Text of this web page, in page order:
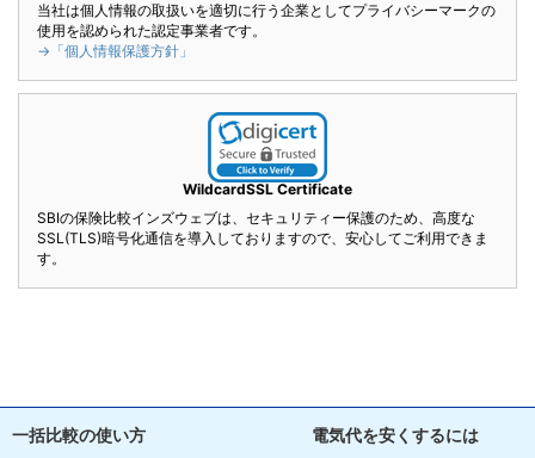
当社は個人情報の取扱いを適切に行う企業としてプライバシーマークの
使用を認められた認定事業者です。
→「個人情報保護方針」
WildcardSSL Certificate
SBIの保険比較インズウェブは、セキュリティー保護のため、高度な
SSL(TLS)暗号化通信を導入しておりますので、安心してご利用できま
す。
一括比較の使い方
電気代を安くするには